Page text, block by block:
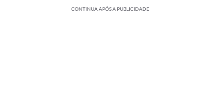
CONTINUA APÓS A PUBLICIDADE